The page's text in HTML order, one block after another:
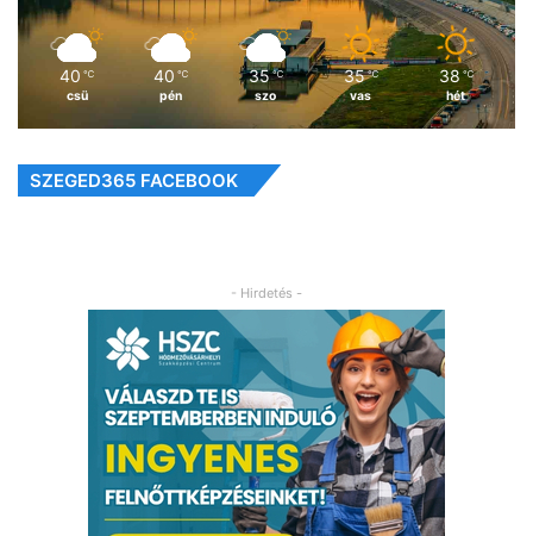
40 ℃
csü
40 ℃
pén
35 ℃
szo
35 ℃
vas
38 ℃
hét
SZEGED365 FACEBOOK
- Hirdetés -